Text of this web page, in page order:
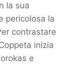
la sua
pericolosa la
contrastare
inizia
e